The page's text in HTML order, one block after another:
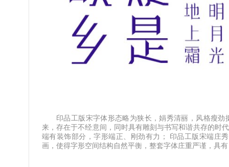
印品工版宋字体形态略为狭长，娟秀清丽，风格瘦
来，存在于不经意间，同时具有雕刻与书写和谐共存的时
端有装饰部分，字形端正、刚劲有力； 印品工版宋端庄
画，使得字形空间结构自然平衡，整套字体庄重严谨，具